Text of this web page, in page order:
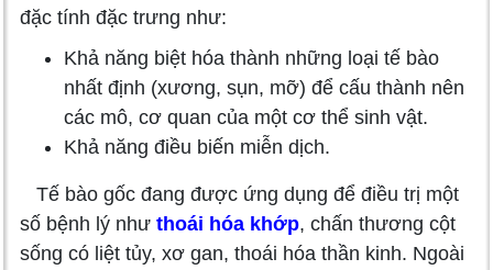
đặc tính đặc trưng như:
Khả năng biệt hóa thành những loại tế bào
nhất định (xương, sụn, mỡ) để cấu thành nên
các mô, cơ quan của một cơ thể sinh vật.
Khả năng điều biến miễn dịch.
Tế bào gốc đang được ứng dụng để điều trị một
số bệnh lý như thoái hóa khớp, chấn thương cột
sống có liệt tủy, xơ gan, thoái hóa thần kinh. Ngoài